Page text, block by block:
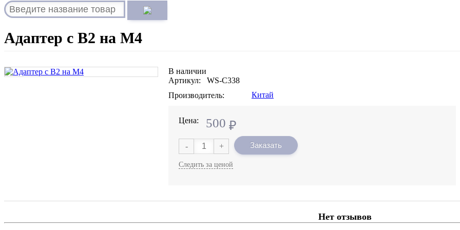
Адаптер с В2 на М4
В наличии
Артикул: WS-C338
Производитель:
Китай
Цена: 500 ₽
- + Заказать
Следить за ценой
Нет отзывов